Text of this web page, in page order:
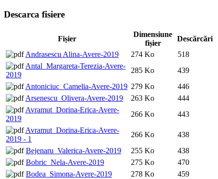
Descarca fisiere
Fișier
Dimensiune
fișier
Descărcări
Andrasescu Alina-Avere-2019
274 Ko
518
Antal_Margareta-Terezia-Avere-
2019
285 Ko
439
Antoniciuc_Camelia-Avere-2019 279 Ko
446
Arsenescu_Olivera-Avere-2019
263 Ko
444
Avramut_Dorina-Erica-Avere-
2019
266 Ko
443
Avramut_Dorina-Erica-Avere-
2019 - 1
266 Ko
438
Bejenaru_Valerica-Avere-2019
255 Ko
438
Bobric_Nela-Avere-2019
275 Ko
470
Bodea_Simona-Avere-2019
278 Ko
459